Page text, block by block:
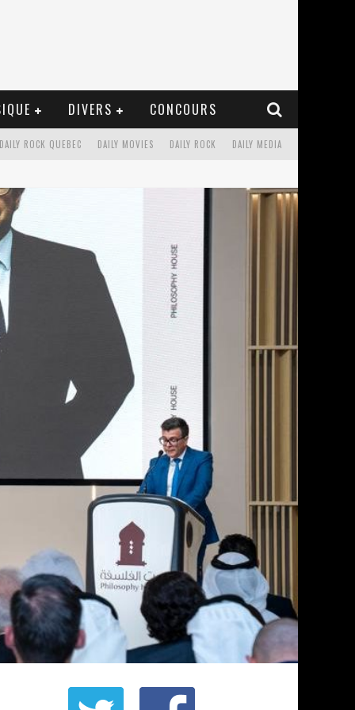
DIVERS CONCOURS
DAILY MEDIA
DAILY ROCK
DAILY MOVIES
DAILY ROCK QUEBEC